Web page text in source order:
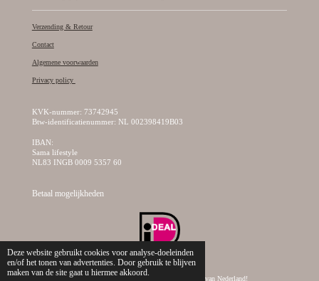
Deze website gebruikt cookies voor analyse-doeleinden
en/of het tonen van advertenties. Door gebruik te blijven
maken van de site gaat u hiermee akkoord.
Verzending & Retour
Contact
Algemene voorwaarden
Privacy policy
KVK-nummer: 73742945
Btw-identificatienummer: NL 002398419B03
IBAN:
Sama lifestyle
NL83 INGB 0009 5357 60
Betaal mogelijkheden
© 2019 - 2026 Sama Lifestyle, dé creatieve kralen webshop van Nederland!